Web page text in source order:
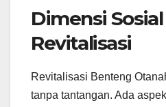
Dimensi
Revitalisasi
Revitalisasi Benteng
tanpa tantangan. Ada